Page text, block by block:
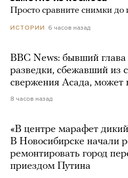
Просто сравните снимки до
ИСТОРИИ 6 часов назад
BBC News: бывший глава
разведки, сбежавший из
свержения Асада, может
8 часов назад
«В центре марафет
В Новосибирске начали
ремонтировать город
приездом Путина